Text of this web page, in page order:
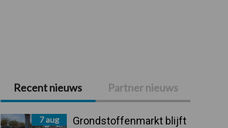
Primaire
Sidebar
Recent nieuws Partner nieuws
7 aug
Grondstoffenmarkt blijft